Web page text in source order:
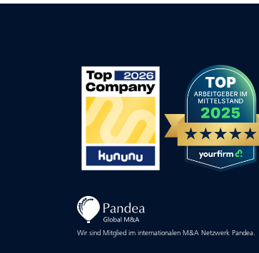
Wir sind Mitglied im internationalen M&A Netzwerk Pandea.